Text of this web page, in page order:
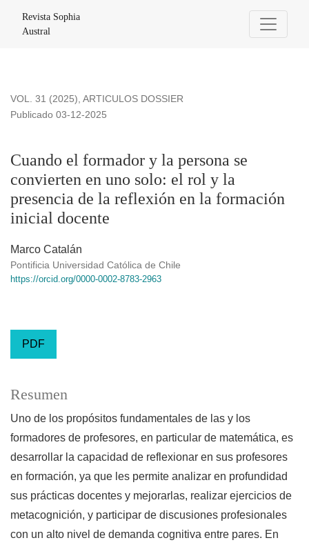
Revista Sophia
Austral
VOL. 31 (2025), ARTICULOS DOSSIER
Cuando el formador y la persona se
convierten en uno solo: el rol y la
presencia de la reflexión en la formación
inicial docente
Publicado 03-12-2025
Marco Catalán
Pontificia Universidad Católica de Chile
https://orcid.org/0000-0002-8783-2963
PDF
Resumen
Uno de los propósitos fundamentales de las y los
formadores de profesores, en particular de matemática, es
desarrollar la capacidad de reflexionar en sus profesores
en formación, ya que les permite analizar en profundidad
sus prácticas docentes y mejorarlas, realizar ejercicios de
metacognición, y participar de discusiones profesionales
con un alto nivel de demanda cognitiva entre pares. En